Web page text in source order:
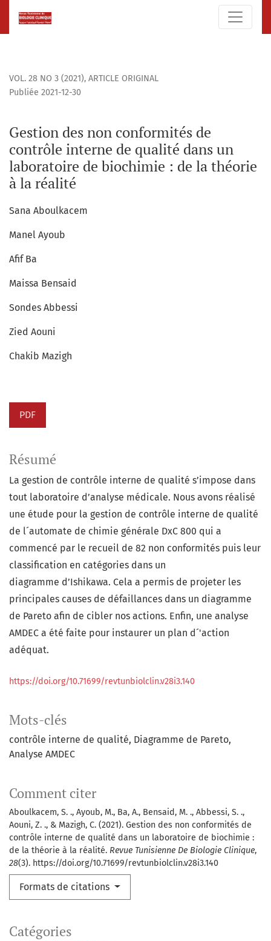
Gestion des non conformités de contrôle interne de
VOL. 28 NO 3 (2021), ARTICLE ORIGINAL
Gestion des non conformités de
contrôle interne de qualité dans un
laboratoire de biochimie : de la théorie
à la réalité
Publiée 2021-12-30
Sana Aboulkacem
Manel Ayoub
Afif Ba
Maissa Bensaid
Sondes Abbessi
Zied Aouni
Chakib Mazigh
PDF
Mots-clés
contrôle interne de qualité Diagramme de Pareto
Analyse AMDEC
Catégories
Comment citer
Aboulkacem, S. ., Ayoub, M., Ba, A., Bensaid, M. ., Abbessi, S. .,
Aouni, Z. ., & Mazigh, C. (2021). Gestion des non conformités de
contrôle interne de qualité dans un laboratoire de biochimie :
de la théorie à la réalité. Revue Tunisienne De Biologie Clinique,
28(3). https://doi.org/10.71699/revtunbiolclin.v28i3.140
Formats de citations
Résumé
La gestion de contrôle interne de qualité s’impose dans
tout laboratoire d’analyse médicale. Nous avons réalisé
une étude pour la gestion de contrôle interne de qualité
de l´automate de chimie générale DxC 800 qui a
commencé par le recueil de 82 non conformités puis leur
classification en catégories dans un
diagramme d’Ishikawa. Cela a permis de projeter les
principales causes de défaillances dans un diagramme
de Pareto afin de cibler nos actions. Enfin, une analyse
AMDEC a été faite pour instaurer un plan d´'action
adéquat.
https://doi.org/10.71699/revtunbiolclin.v28i3.140